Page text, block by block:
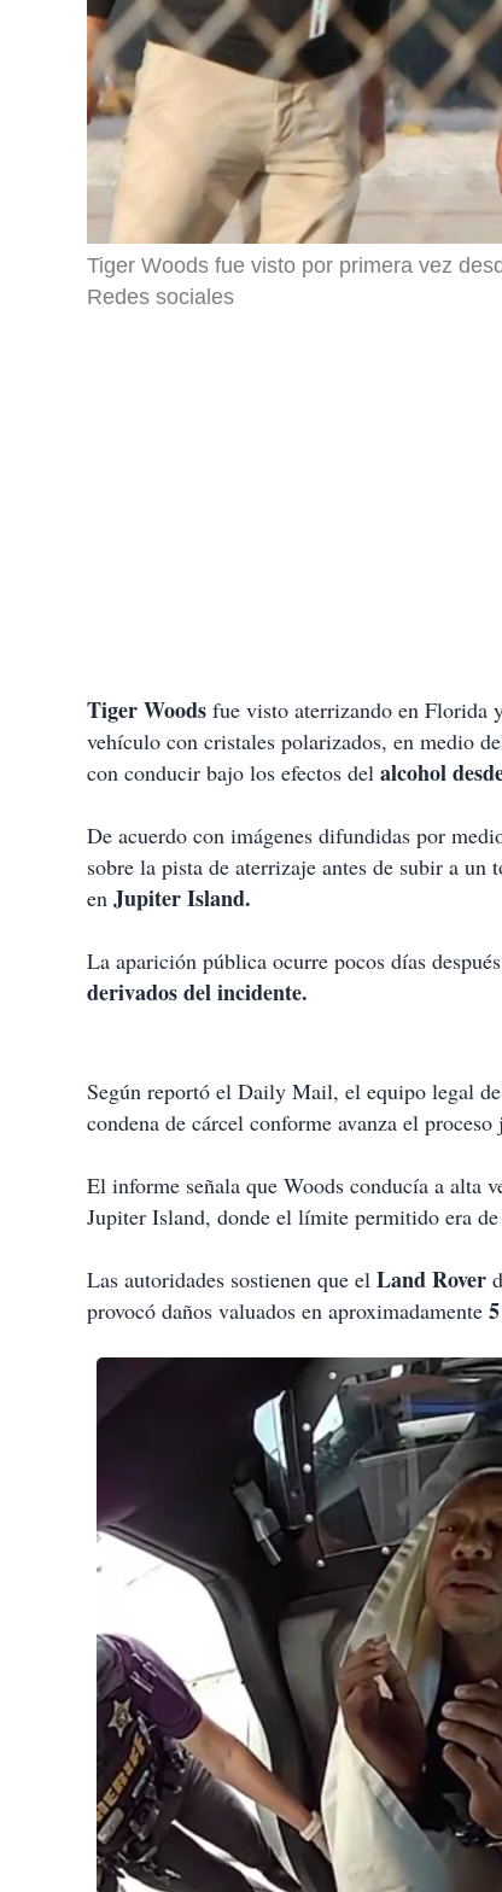
Tiger Woods fue visto por primera vez
Redes sociales
Tiger Woods fue visto aterrizando en Florida
vehículo con cristales polarizados, en medio
con conducir bajo los efectos del alcohol
De acuerdo con imágenes difundidas por
sobre la pista de aterrizaje antes de subir a un
en Jupiter Island.
La aparición pública ocurre pocos días
derivados del incidente.
Según reportó el Daily Mail, el equipo legal
condena de cárcel conforme avanza el
El informe señala que Woods conducía a alta
Jupiter Island, donde el límite permitido era
Las autoridades sostienen que el Land Rover
provocó daños valuados en aproximadamente